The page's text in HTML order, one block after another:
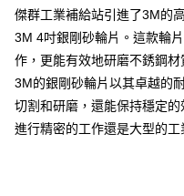
每筆NT$200，滿NT$5,000(
傑群工業補給站引進了3M的
3M 4吋銀剛砂輪片。這款輪
作，更能有效地研磨不銹鋼材
3M的銀剛砂輪片以其卓越的
切割和研磨，還能保持穩定
進行精密的工作還是大型的